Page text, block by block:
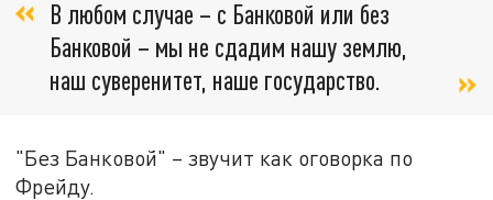
В любом случае – с Банковой или без
Банковой – мы не сдадим нашу землю,
наш суверенитет, наше государство.
"Без Банковой" – звучит как оговорка по
Фрейду.